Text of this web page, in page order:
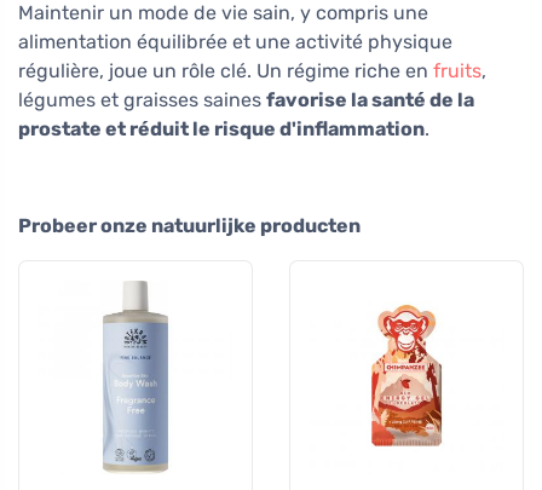
Maintenir un mode de vie sain, y compris une
alimentation équilibrée et une activité physique
régulière, joue un rôle clé. Un régime riche en fruits,
légumes et graisses saines favorise la santé de la
prostate et réduit le risque d'inflammation.
Probeer onze natuurlijke producten